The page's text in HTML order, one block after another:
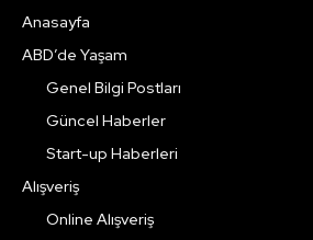
Anasayfa
ABD’de Yaşam
Genel Bilgi Postları
Güncel Haberler
Start-up Haberleri
Alışveriş
Online Alışveriş